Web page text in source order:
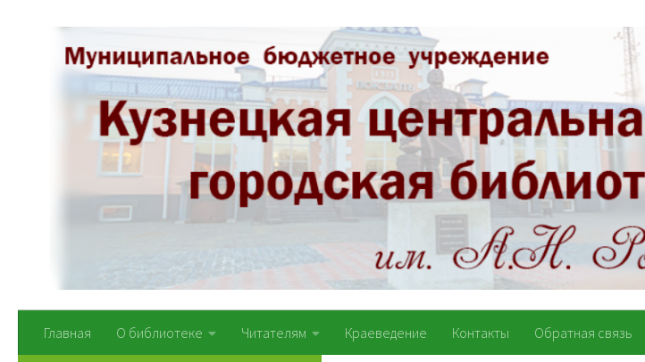
Перейти к содержимому
Главная О библиотеке Читателям Краеведение Контакты Обратная связь